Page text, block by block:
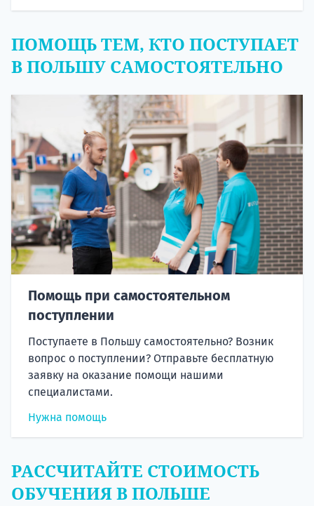
ПОМОЩЬ ТЕМ, КТО ПОСТУПАЕТ
В ПОЛЬШУ САМОСТОЯТЕЛЬНО
Помощь при самостоятельном
поступлении
Поступаете в Польшу самостоятельно? Возник
вопрос о поступлении? Отправьте бесплатную
заявку на оказание помощи нашими
специалистами.
Нужна помощь
РАССЧИТАЙТЕ СТОИМОСТЬ
ОБУЧЕНИЯ В ПОЛЬШЕ